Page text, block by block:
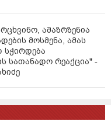
ამაზრზენია
მოსმენა, ამას
სათანადო რეაქცია" -